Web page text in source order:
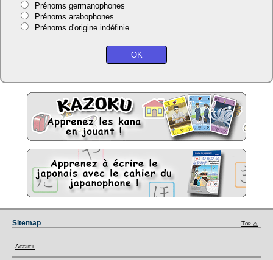
Prénoms germanophones
Prénoms arabophones
Prénoms d'origine indéfinie
Sitemap Top △
Accueil